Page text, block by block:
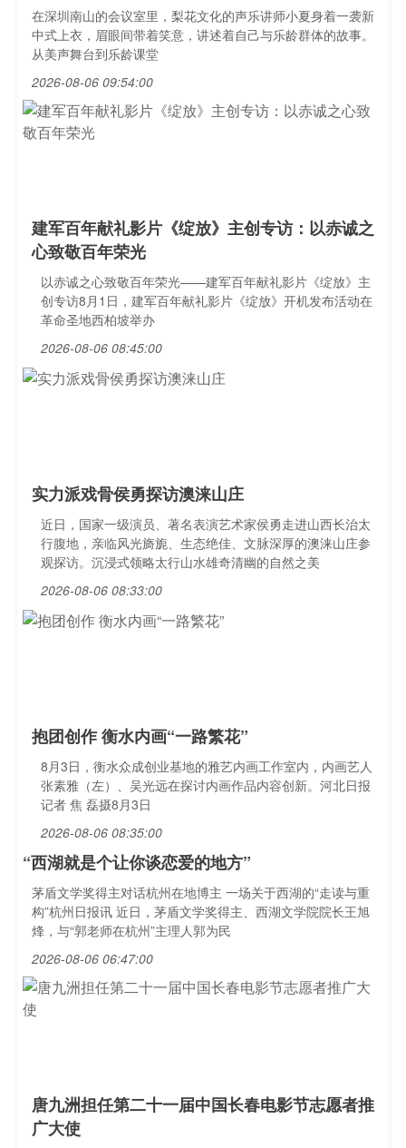
在深圳南山的会议室里，梨花文化的声乐讲师小夏身着一袭新
中式上衣，眉眼间带着笑意，讲述着自己与乐龄群体的故事。
从美声舞台到乐龄课堂
2026-08-06 09:54:00
建军百年献礼影片《绽放》主创专访：以赤诚之
心致敬百年荣光
以赤诚之心致敬百年荣光——建军百年献礼影片《绽放》主
创专访8月1日，建军百年献礼影片《绽放》开机发布活动在
革命圣地西柏坡举办
2026-08-06 08:45:00
实力派戏骨侯勇探访澳涞山庄
近日，国家一级演员、著名表演艺术家侯勇走进山西长治太
行腹地，亲临风光旖旎、生态绝佳、文脉深厚的澳涞山庄参
观探访。沉浸式领略太行山水雄奇清幽的自然之美
2026-08-06 08:33:00
抱团创作 衡水内画“一路繁花”
8月3日，衡水众成创业基地的雅艺内画工作室内，内画艺人
张素雅（左）、吴光远在探讨内画作品内容创新。河北日报
记者 焦 磊摄8月3日
2026-08-06 08:35:00
“西湖就是个让你谈恋爱的地方”
茅盾文学奖得主对话杭州在地博主 一场关于西湖的“走读与重
构”杭州日报讯 近日，茅盾文学奖得主、西湖文学院院长王旭
烽，与“郭老师在杭州”主理人郭为民
2026-08-06 06:47:00
唐九洲担任第二十一届中国长春电影节志愿者推
广大使